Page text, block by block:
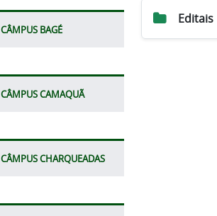
CÂMPUS BAGÉ
CÂMPUS CAMAQUÃ
CÂMPUS CHARQUEADAS
Editais